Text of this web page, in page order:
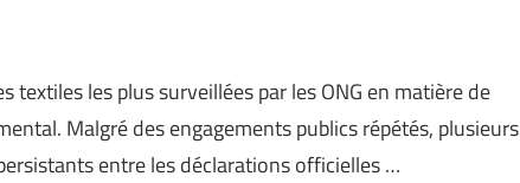
textiles les plus surveillées par les ONG en matière de
Malgré des engagements publics répétés, plusieurs
entre les déclarations officielles …